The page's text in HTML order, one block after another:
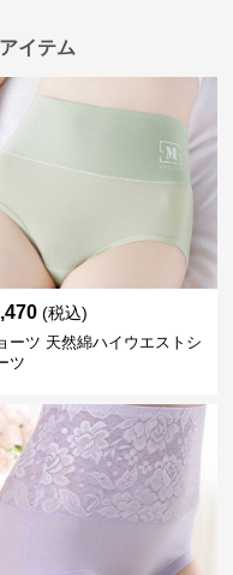
イテム
(税込)
ーツ 天然綿ハイウエストシ
ツ